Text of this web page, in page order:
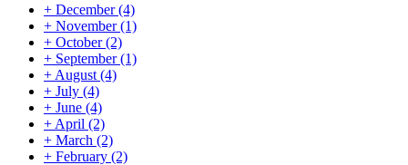
+ December(4)
+ November(1)
+ October(2)
+ September(1)
+ August (4)
+ July (4)
+ June (4)
+ April (2)
+ March (2)
+ February (2)